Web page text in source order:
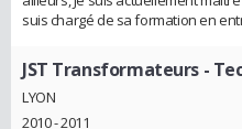
suis chargé de sa formation en
JST Transformateurs -
LYON
2010 - 2011